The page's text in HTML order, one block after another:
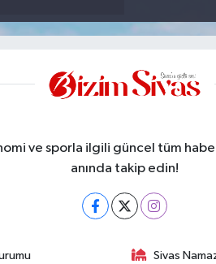
ve sporla ilgili güncel tüm
anında takip edin!
Sivas